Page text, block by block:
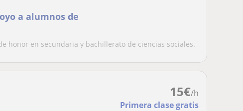
a alumnos de
honor en secundaria y bachillerato de ciencias sociales.
15€/h
Primera clase gratis